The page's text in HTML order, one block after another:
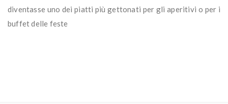
diventasse uno dei piatti più gettonati per gli aperitivi o per i
buffet delle feste